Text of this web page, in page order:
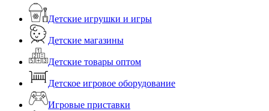
Детские игрушки и игры
Детские магазины
Детские товары оптом
Детское игровое оборудование
Игровые приставки